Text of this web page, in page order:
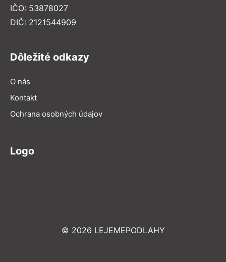
IČO: 53878027
DIČ: 2121544909
Dôležité odkazy
O nás
Kontakt
Ochrana osobných údajov
Logo
© 2026 LEJEMEPODLAHY